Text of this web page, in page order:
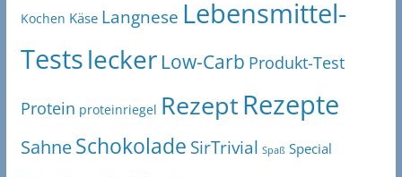
Kochen Käse Langnese Lebensmittel-
Testslecker Low-Carb Produkt-Test
Protein proteinriegel RezeptRezepte
SahneSchokolade SirTrivial Spaß Special